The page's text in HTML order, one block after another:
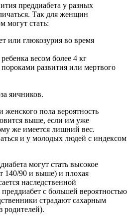
преддиабета у разных
Так для женщин
могут стать:
или глюкозурия во время
весом более 4 кг
развития или мертвого
яичников.
пола вероятность
выше, если им уже
же имеется лишний вес.
и у молодых людей с индексом
могут стать высокое
140/90 и выше) и плохая
наследственной
с большей вероятностью
страдают сахарным
родителей).